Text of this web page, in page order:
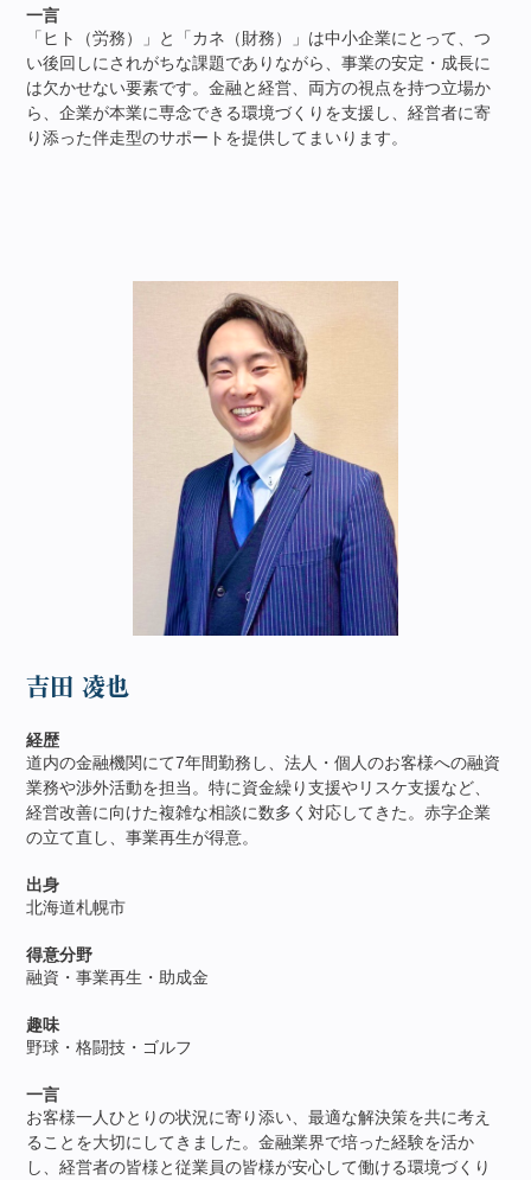
一言
「ヒト（労務）」と「カネ（財務）」は中小企業にとって、つ
い後回しにされがちな課題でありながら、事業の安定・成長に
は欠かせない要素です。金融と経営、両方の視点を持つ立場か
ら、企業が本業に専念できる環境づくりを支援し、経営者に寄
り添った伴走型のサポートを提供してまいります。
経歴
道内の金融機関にて7年間勤務し、法人・個人のお客様への融資
業務や渉外活動を担当。特に資金繰り支援やリスケ支援など、
経営改善に向けた複雑な相談に数多く対応してきた。赤字企業
の立て直し、事業再生が得意。
出身
北海道札幌市
得意分野
融資・事業再生・助成金
趣味
野球・格闘技・ゴルフ
一言
お客様一人ひとりの状況に寄り添い、最適な解決策を共に考え
ることを大切にしてきました。金融業界で培った経験を活か
し、経営者の皆様と従業員の皆様が安心して働ける環境づくり
吉田 凌也